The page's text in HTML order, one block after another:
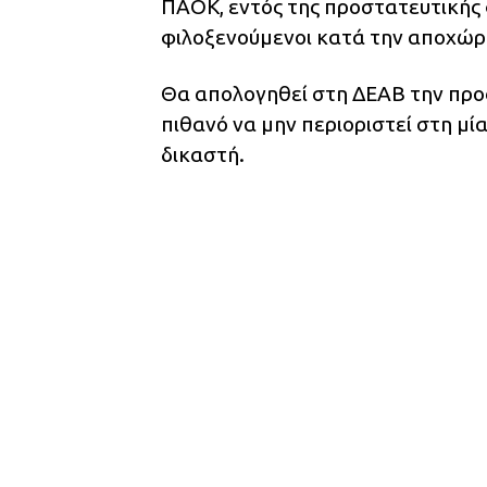
ΠΑΟΚ, εντός της
φιλοξενούμενοι κατά την
Θα απολογηθεί στη ΔΕΑΒ την
πιθανό να μην περιοριστεί στη
δικαστή.